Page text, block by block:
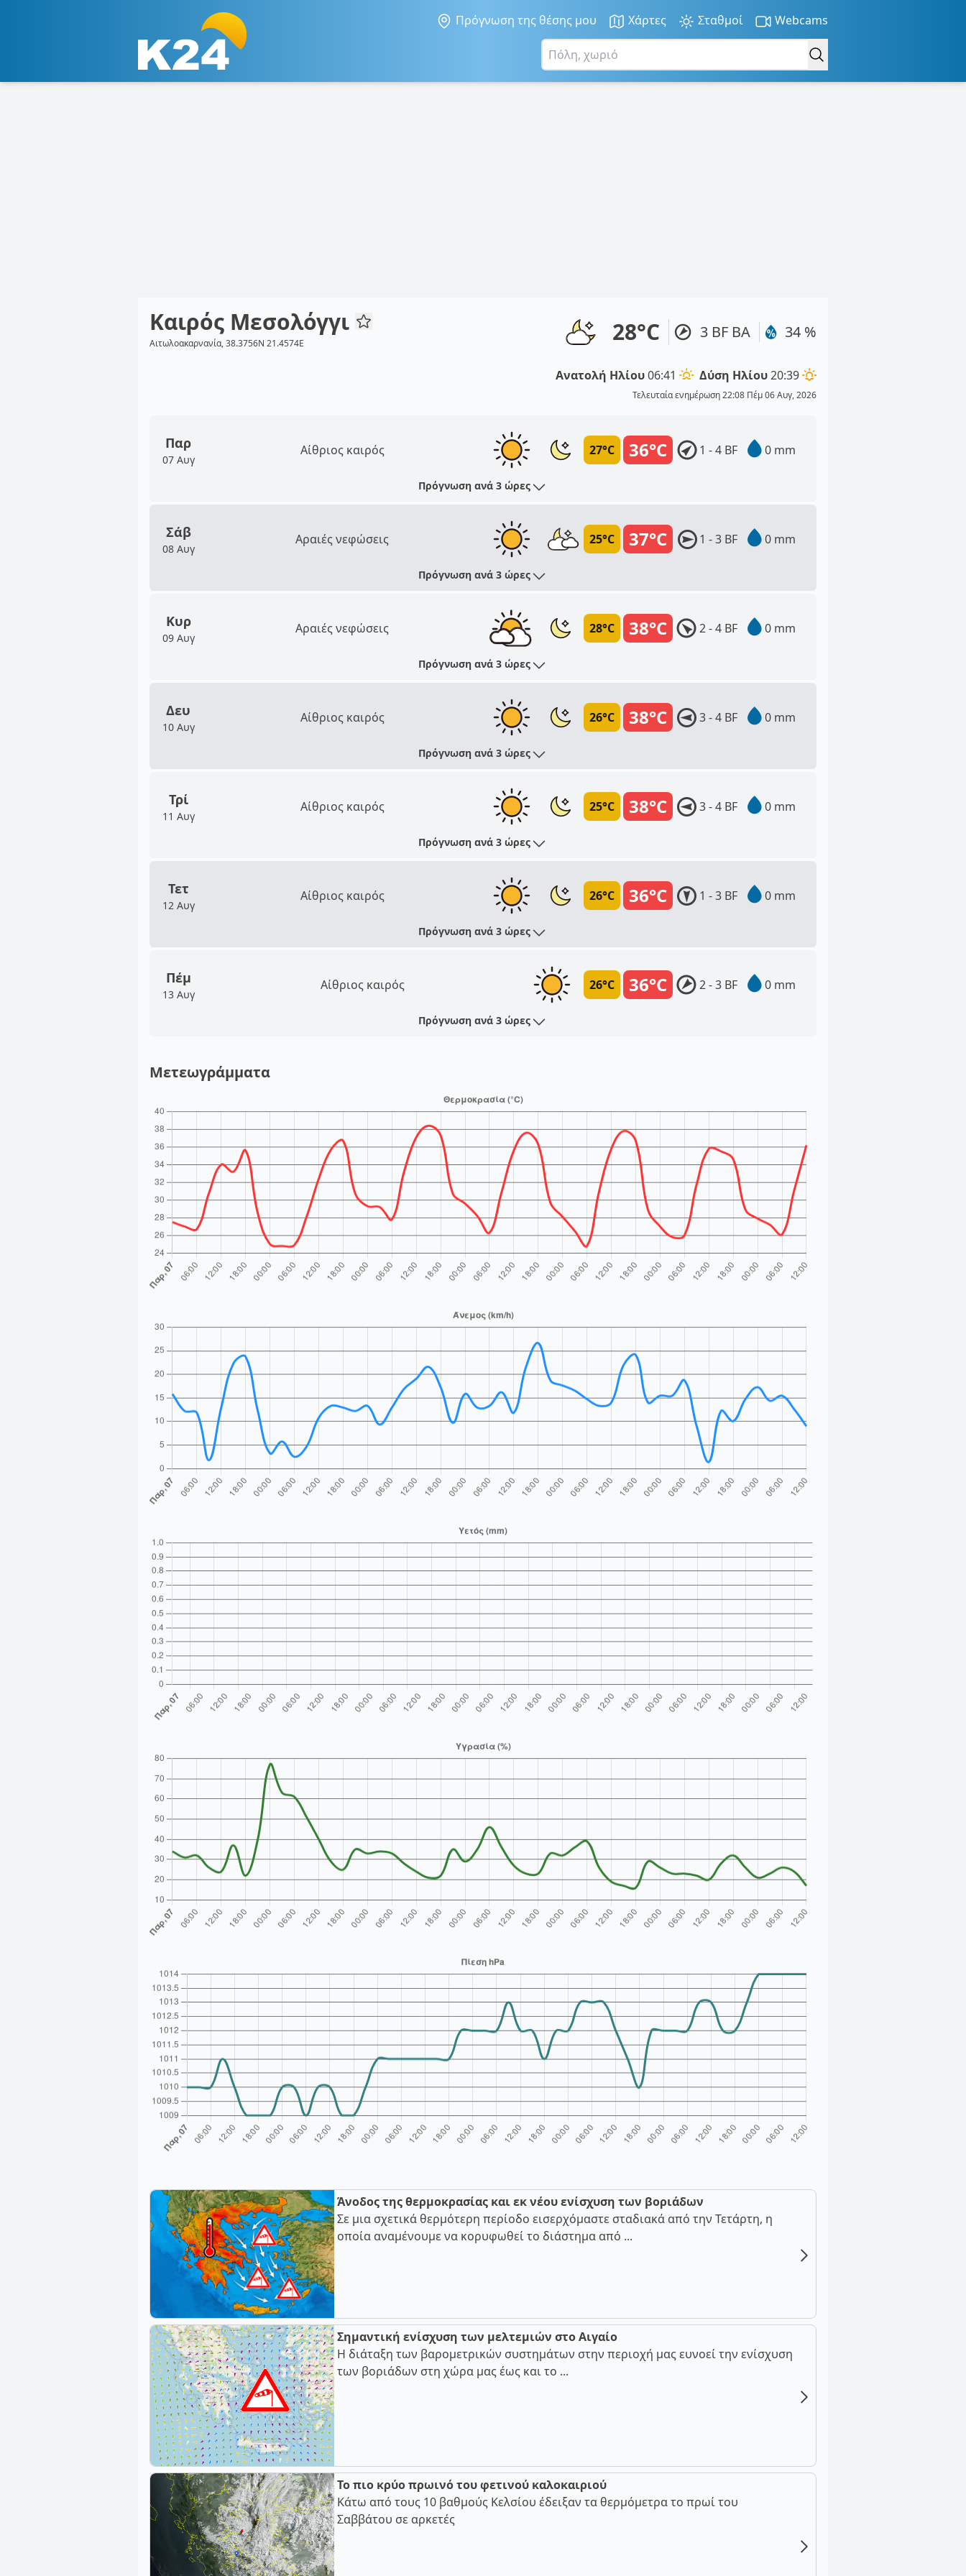
Πρόγνωση της θέσης μου Χάρτες Σταθμοί Webcams
Καιρός Μεσολόγγι
Αιτωλοακαρνανία, 38.3756N 21.4574E 28°C 3 BF ΒΑ 34 %
Ανατολή Ηλίου06:41 Δύση Ηλίου20:39
Τελευταία ενημέρωση 22:08 Πέμ 06 Αυγ, 2026
Παρ
07 Αυγ
Αίθριος καιρός 36°C
27°C 1 - 4 BF 0 mm
Πρόγνωση ανά 3 ώρες
Σάβ
08 Αυγ
Αραιές νεφώσεις 37°C
25°C 1 - 3 BF 0 mm
Πρόγνωση ανά 3 ώρες
Κυρ
09 Αυγ
Αραιές νεφώσεις 38°C
28°C 2 - 4 BF 0 mm
Πρόγνωση ανά 3 ώρες
Δευ
10 Αυγ
Αίθριος καιρός 38°C
26°C 3 - 4 BF 0 mm
Πρόγνωση ανά 3 ώρες
Τρί
11 Αυγ
Αίθριος καιρός 38°C
25°C 3 - 4 BF 0 mm
Πρόγνωση ανά 3 ώρες
Τετ
12 Αυγ
Αίθριος καιρός 36°C
26°C 1 - 3 BF 0 mm
Πρόγνωση ανά 3 ώρες
Πέμ
13 Αυγ
Αίθριος καιρός 36°C
26°C 2 - 3 BF 0 mm
Πρόγνωση ανά 3 ώρες
Μετεωγράμματα
Άνοδος της θερμοκρασίας και εκ νέου ενίσχυση των βοριάδων
Σε μια σχετικά θερμότερη περίοδο εισερχόμαστε σταδιακά από την Τετάρτη, η
οποία αναμένουμε να κορυφωθεί το διάστημα από ...
Σημαντική ενίσχυση των μελτεμιών στο Αιγαίο
Η διάταξη των βαρομετρικών συστημάτων στην περιοχή μας ευνοεί την ενίσχυση
των βοριάδων στη χώρα μας έως και το ...
Το πιο κρύο πρωινό του φετινού καλοκαιριού
Κάτω από τους 10 βαθμούς Κελσίου έδειξαν τα θερμόμετρα το πρωί του
Σαββάτου σε αρκετές